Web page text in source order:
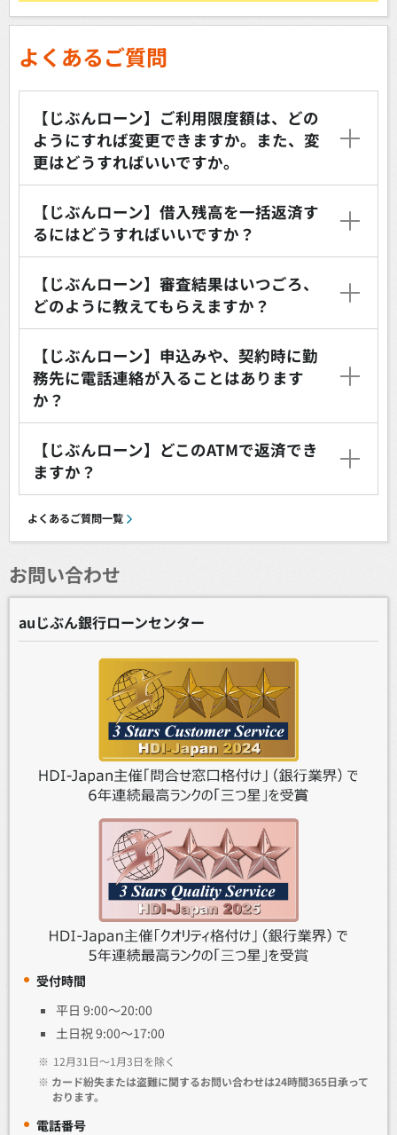
よくあるご質問
【じぶんローン】ご利用限度額は、どの
ようにすれば変更できますか。また、変
更はどうすればいいですか。
【じぶんローン】借入残高を一括返済す
るにはどうすればいいですか？
【じぶんローン】審査結果はいつごろ、
どのように教えてもらえますか？
【じぶんローン】申込みや、契約時に勤
務先に電話連絡が入ることはあります
か？
【じぶんローン】どこのATMで返済でき
ますか？
よくあるご質問一覧
お問い合わせ
auじぶん銀行ローンセンター
受付時間
平日 9:00～20:00
土日祝 9:00～17:00
※ 12月31日～1月3日を除く
※ カード紛失または盗難に関するお問い合わせは24時間365日承って
おります。
電話番号